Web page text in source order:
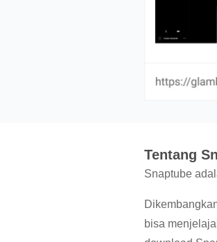
Tentang
Snaptube
bisa